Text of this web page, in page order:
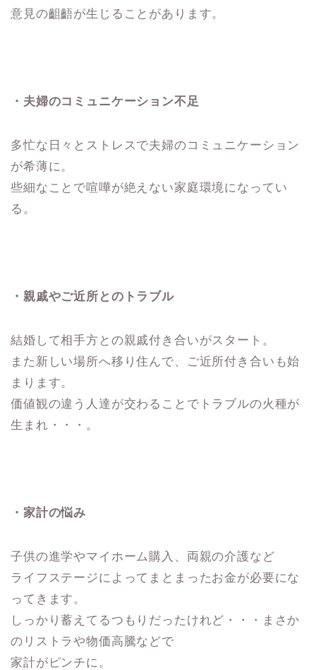
意見の齟齬が生じることがあります。
・夫婦のコミュニケーション不足
多忙な日々とストレスで夫婦のコミュニケーション
が希薄に。
些細なことで喧嘩が絶えない家庭環境になってい
る。
・親戚やご近所とのトラブル
結婚して相手方との親戚付き合いがスタート。
また新しい場所へ移り住んで、ご近所付き合いも始
まります。
価値観の違う人達が交わることでトラブルの火種が
生まれ・・・。
・家計の悩み
子供の進学やマイホーム購入、両親の介護など
ライフステージによってまとまったお金が必要にな
ってきます。
しっかり蓄えてるつもりだったけれど・・・まさか
のリストラや物価高騰などで
家計がピンチに。